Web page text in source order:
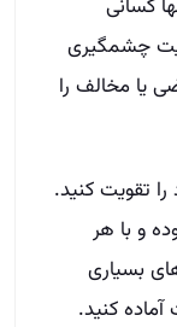
کسانی
چشمگیری
یا مخالف را
را تقویت کنید.
و با هر
بسیاری
آماده کنید.